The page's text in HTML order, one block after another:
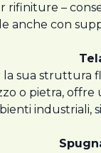
rifiniture –
anche con
sua struttura
o pietra,